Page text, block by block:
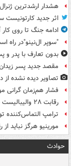
هشدار ارشدترین
اثر جدید کارتونیست
ادامه جنگ تا روی
"سوپر ال‌نینو"در راه
بدون تعارف با پدر و
مقصد جدید پسر
تصاویر دیده‌ نشده
فشار هم‌زمان گرانی
رقابت ۲۸ والیبالیست برای حضور در فهرست نهایی تیم ملی
ترامپ التماس‌کننده
مورینیو هرگز نباید
حوادث